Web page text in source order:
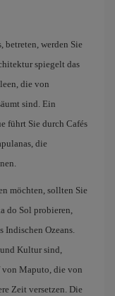
betreten, werden Sie
spiegelt das
die von
sind. Ein
führt Sie durch Cafés
die
möchten, sollten Sie
do Sol probieren,
Indischen Ozeans.
und Kultur sind,
von Maputo, die von
Zeit versetzen. Die